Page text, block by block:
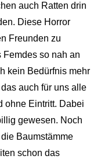
auch Ratten drin
Diese Horror
Freunden zu
so nah an
kein Bedürfnis mehr
auch für uns alle
ohne Eintritt. Dabei
gewesen. Noch
Baumstämme
schon das